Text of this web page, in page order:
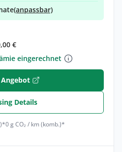
(anpassbar)
€
eingerechnet
Details
0 g CO₂ / km (komb.)*